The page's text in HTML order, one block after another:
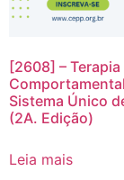
[2608] –
Sistema Único
(2A. Edição)
Leia mais